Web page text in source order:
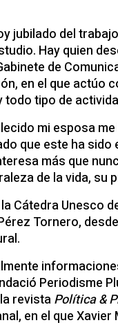
jubilado del
Hay quien
de
en el que actúo
tipo de
mi esposa
que este ha sido
más que
de la vida, su
Cátedra Unesco
Tornero,
Periodisme
revistaPolítica &
en el que